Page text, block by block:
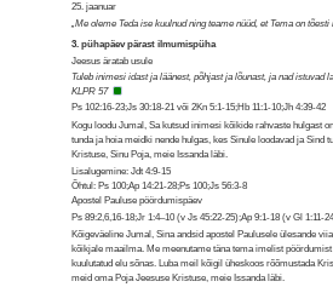
25. jaanuar
„Me oleme Teda ise kuulnud ning teame nüüd, et Tema on
3. pühapäev pärast ilmumispüha
Jeesus äratab usule
Tuleb inimesi idast ja läänest, põhjast ja lõunast, ja nad istuvad
KLPR 57
Ps 102:16-23;Js 30:18-21 või 2Kn 5:1-15;Hb 11:1-10;Jh 4:39-42
Kogu loodu Jumal, Sa kutsud inimesi kõikide rahvaste hulgast
tunda ja hoia meidki nende hulgas, kes Sinule loodavad ja Sind
Kristuse, Sinu Poja, meie Issanda läbi.
Lisalugemine: Jdt 4:9-15
Õhtul: Ps 100;Ap 14:21-28;Ps 100;Js 56:3-8
Apostel Pauluse pöördumispäev
Ps 89:2,6,16-18;Jr 1:4–10 (v Js 45:22-25);Ap 9:1-18 (v Gl 1:11-
Kõigeväeline Jumal, Sina andsid apostel Paulusele ülesande
kõikjale maailma. Me meenutame täna tema imelist
kuulutatud elu sõnas. Luba meil kõigil üheskoos rõõmustada
meid oma Poja Jeesuse Kristuse, meie Issanda läbi.